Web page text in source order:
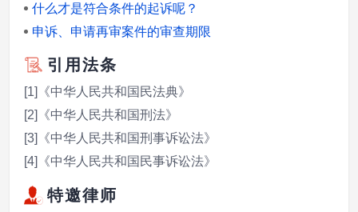
什么才是符合条件的起诉呢？
申诉、申请再审案件的审查期限
引用法条
[1]《中华人民共和国民法典》
[2]《中华人民共和国刑法》
[3]《中华人民共和国刑事诉讼法》
[4]《中华人民共和国民事诉讼法》
特邀律师